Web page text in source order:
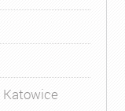
Katowice